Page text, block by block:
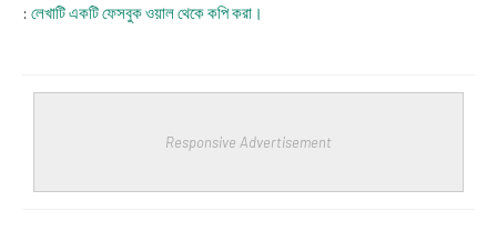
: লেখাটি একটি ফেসবুক ওয়াল থেকে কপি করা।
Responsive Advertisement